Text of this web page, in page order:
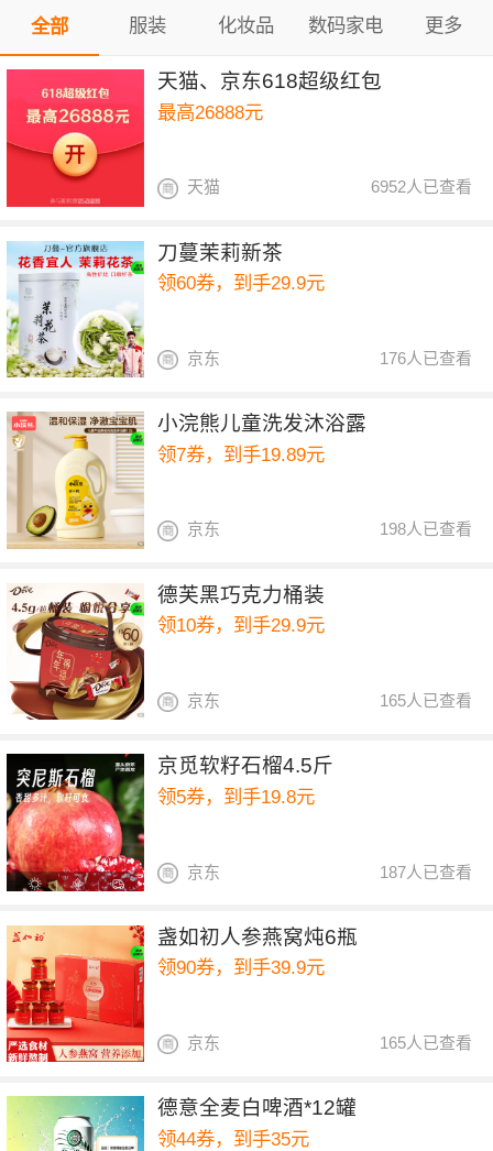
全部 服装 化妆品 数码家电 更多
天猫、京东618超级红包
最高26888元
6952人已查看
天猫
刀蔓茉莉新茶
领60券，到手29.9元
176人已查看
京东
小浣熊儿童洗发沐浴露
领7券，到手19.89元
198人已查看
京东
德芙黑巧克力桶装
领10券，到手29.9元
165人已查看
京东
京觅软籽石榴4.5斤
领5券，到手19.8元
187人已查看
京东
盏如初人参燕窝炖6瓶
领90券，到手39.9元
165人已查看
京东
德意全麦白啤酒*12罐
领44券，到手35元